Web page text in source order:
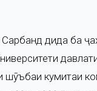
дида ба
кумитаи